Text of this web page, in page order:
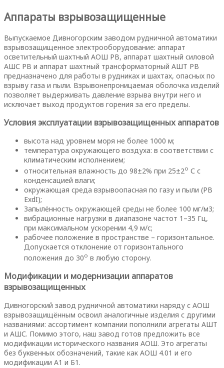
Аппараты взрывозащищенные
Выпускаемое Дивногорским заводом рудничной автоматики
взрывозащищенное электрооборудование: аппарат
осветительный шахтный АОШ РВ, аппарат шахтный силовой
АШС РВ и аппарат шахтный трансформаторный АШТ РВ
предназначено для работы в рудниках и шахтах, опасных по
взрыву газа и пыли. Взрывонепроницаемая оболочка изделий
позволяет выдерживать давление взрыва внутри него и
исключает выход продуктов горения за его пределы.
Условия эксплуатации взрывозащищенных аппаратов
высота над уровнем моря не более 1000 м;
температура окружающего воздуха: в соответствии с
климатическим исполнением;
относительная влажность до 98±2% при 25±2о С с
конденсацией влаги;
окружающая среда взрывоопасная по газу и пыли (РВ
ExdI);
Запылённость окружающей среды не более 100 мг/м3;
вибрационные нагрузки в диапазоне частот 1–35 Гц,
при максимальном ускорении 4,9 м/с;
рабочее положение в пространстве – горизонтальное.
Допускается отклонение от горизонтального
положения до 30о в любую сторону.
Модификации и модернизации аппаратов
взрывозащищенных
Дивногорский завод рудничной автоматики наряду с АОШ
взрывозащищённым освоил аналогичные изделия с другими
названиями: ассортимент компании пополнили агрегаты АШТ
и АШС. Помимо этого, наш завод готов предложить все
модификации исторического названия АОШ. Это агрегаты
без буквенных обозначений, такие как АОШ 4.01 и его
модификации А1 и Б1.